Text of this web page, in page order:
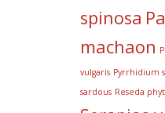
spinosa
machaon
vulgaris Pyrrhidium
sardous Reseda